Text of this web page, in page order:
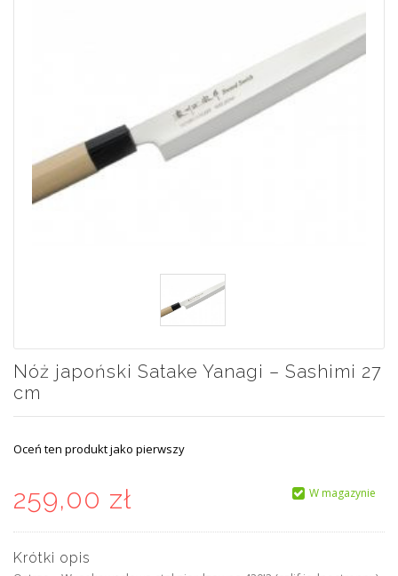
Nóż japoński Satake Yanagi – Sashimi 27
cm
Oceń ten produkt jako pierwszy
259,00 zł W magazynie
Krótki opis